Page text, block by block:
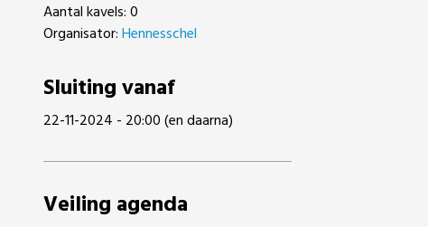
Aantal kavels: 0
Organisator:Hennesschel
Sluiting vanaf
22-11-2024 - 20:00 (en daarna)
Veiling agenda